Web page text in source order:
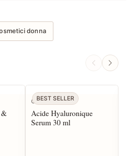
donna
&
BEST SELLER
CBN
Acide Hyaluronique
Serum 30 ml